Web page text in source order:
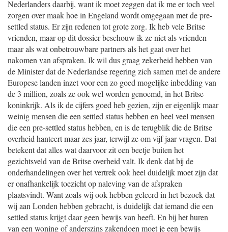
Nederlanders daarbij, want ik moet zeggen dat ik me er toch veel
zorgen over maak hoe in Engeland wordt omgegaan met de pre-
settled status. Er zijn redenen tot grote zorg. Ik heb vele Britse
vrienden, maar op dit dossier beschouw ik ze niet als vrienden
maar als wat onbetrouwbare partners als het gaat over het
nakomen van afspraken. Ik wil dus graag zekerheid hebben van
de Minister dat de Nederlandse regering zich samen met de andere
Europese landen inzet voor een zo goed mogelijke inbedding van
de 3 million, zoals ze ook wel worden genoemd, in het Britse
koninkrijk. Als ik de cijfers goed heb gezien, zijn er eigenlijk maar
weinig mensen die een settled status hebben en heel veel mensen
die een pre-settled status hebben, en is de terugblik die de Britse
overheid hanteert maar zes jaar, terwijl ze om vijf jaar vragen. Dat
betekent dat alles wat daarvoor zit een beetje buiten het
gezichtsveld van de Britse overheid valt. Ik denk dat bij de
onderhandelingen over het vertrek ook heel duidelijk moet zijn dat
er onafhankelijk toezicht op naleving van de afspraken
plaatsvindt. Want zoals wij ook hebben geleerd in het bezoek dat
wij aan Londen hebben gebracht, is duidelijk dat iemand die een
settled status krijgt daar geen bewijs van heeft. En bij het huren
van een woning of anderszins zakendoen moet je een bewijs